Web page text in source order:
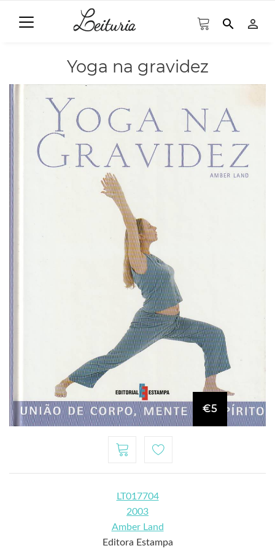
search person_outline
Yoga na gravidez
€5
LT017704
2003
Amber Land
Editora Estampa